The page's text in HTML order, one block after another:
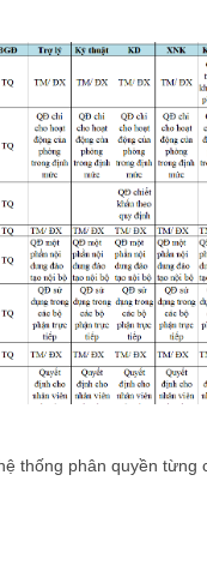
thống phân quyền từng